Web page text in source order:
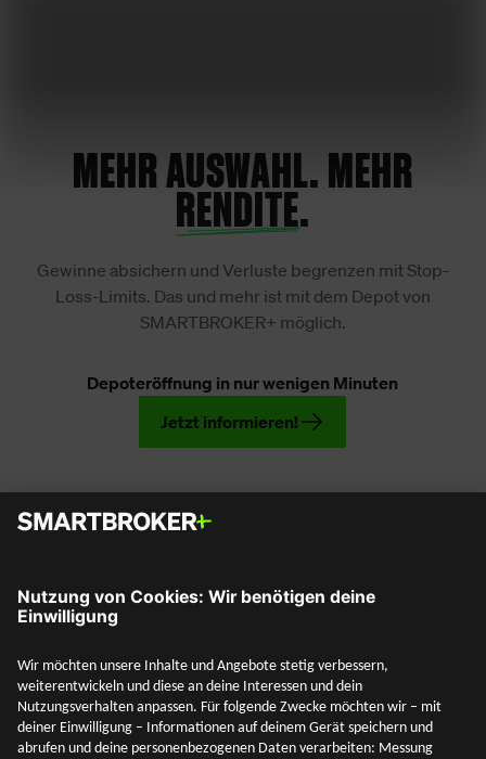
MEHR AUSWAHL. MEHR
RENDITE.
Gewinne absichern und Verluste begrenzen mit Stop-
Loss-Limits. Das und mehr ist mit dem Depot von
SMARTBROKER+ möglich.
Depoteröffnung in nur wenigen Minuten
Jetzt informieren!